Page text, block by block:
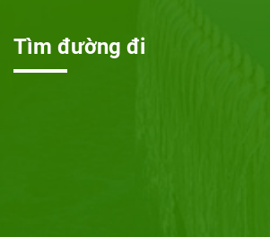
Tìm đường đi